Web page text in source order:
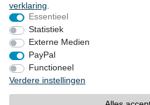
LOCATIES
Herroepingsrecht
Impressum
verklaring
Essentieel
Statistiek
Externe Medien
PayPal
Functioneel
Verdere instellingen